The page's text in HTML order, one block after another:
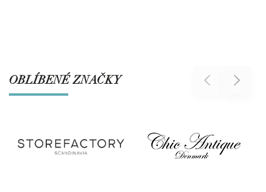
OBLÍBENÉ ZNAČKY Previous Next